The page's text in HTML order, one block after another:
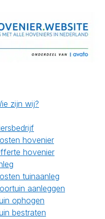
zijn wij?
hovenier
hovenier
tuinaanleg
aanleggen
ophogen
bestraten